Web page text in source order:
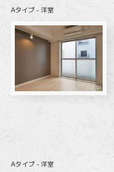
Aタイプ - 洋室
Aタイプ - 洋室